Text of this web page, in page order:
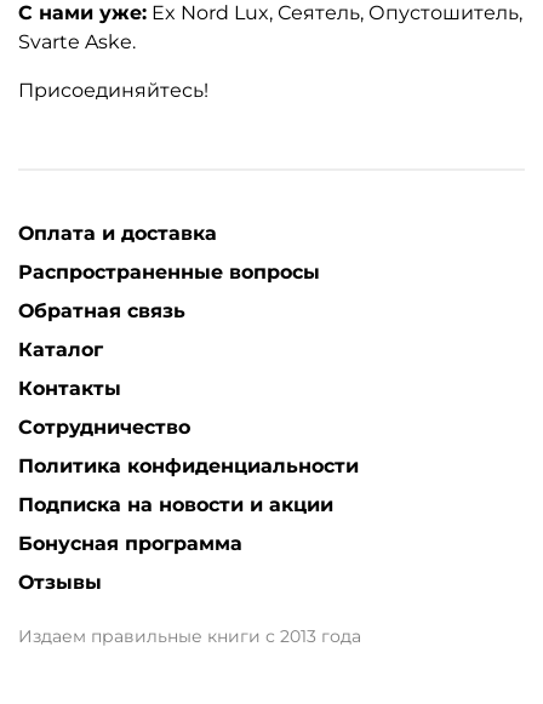
С нами уже: Ex Nord Lux, Сеятель, Опустошитель,
Svarte Aske.
Присоединяйтесь!
Оплата и доставка
Распространенные вопросы
Обратная связь
Каталог
Контакты
Сотрудничество
Политика конфиденциальности
Подписка на новости и акции
Бонусная программа
Отзывы
Издаем правильные книги с 2013 года